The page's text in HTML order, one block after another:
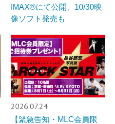
IMAX®︎にて公開、10/30映
像ソフト発売も
2026.07.24
【緊急告知・MLC会員限